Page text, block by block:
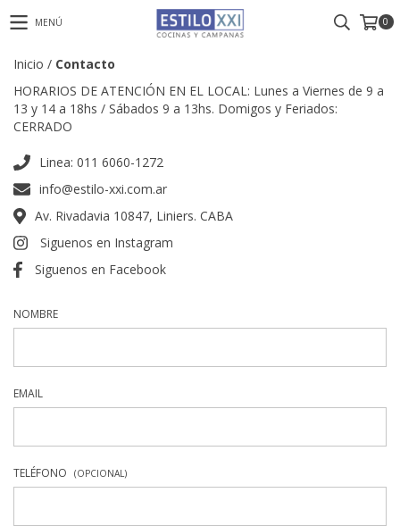
MENÚ 0
Inicio / Contacto
HORARIOS DE ATENCIÓN EN EL LOCAL: Lunes a Viernes de 9 a
13 y 14 a 18hs / Sábados 9 a 13hs. Domigos y Feriados:
CERRADO
Linea: 011 6060-1272
info@estilo-xxi.com.ar
Av. Rivadavia 10847, Liniers. CABA
Siguenos en Instagram
Siguenos en Facebook
NOMBRE
EMAIL
TELÉFONO (OPCIONAL)